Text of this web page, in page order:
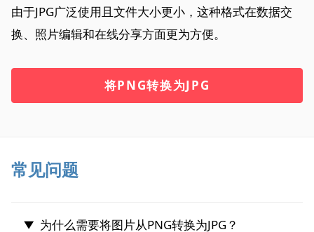
由于JPG广泛使用且文件大小更小，这种格式在数据交
换、照片编辑和在线分享方面更为方便。
将PNG转换为JPG
常见问题
为什么需要将图片从PNG转换为JPG？